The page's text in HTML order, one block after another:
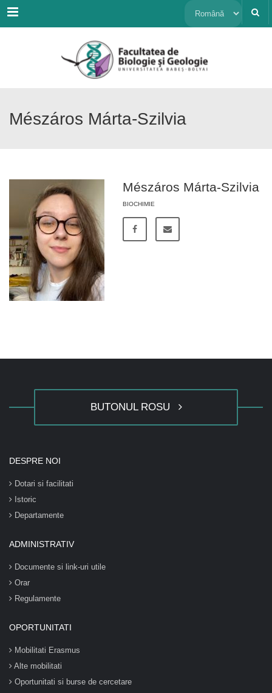
Menu Alege
limbă
Mészáros Márta-Szilvia
Mészáros Márta-Szilvia
BIOCHIMIE
BUTONUL ROSU
DESPRE NOI
Dotari si facilitati
Istoric
Departamente
ADMINISTRATIV
Documente si link-uri utile
Orar
Regulamente
OPORTUNITATI
Mobilitati Erasmus
Alte mobilitati
Oportunitati si burse de cercetare